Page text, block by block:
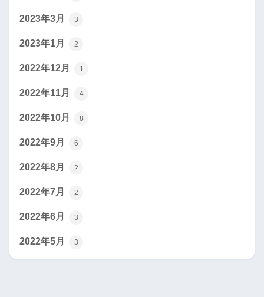
2023年3月 3
2023年1月 2
2022年12月 1
2022年11月 4
2022年10月 8
2022年9月 6
2022年8月 2
2022年7月 2
2022年6月 3
2022年5月 3